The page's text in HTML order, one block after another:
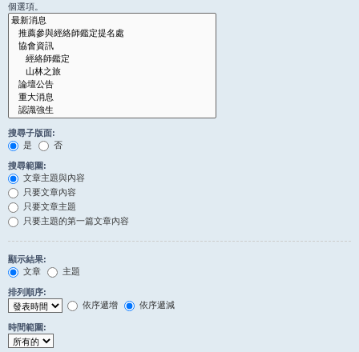
個選項。
搜尋子版面:
是
否
搜尋範圍:
文章主題與內容
只要文章內容
只要文章主題
只要主題的第一篇文章內容
顯示結果:
文章
主題
排列順序:
依序遞增
依序遞減
時間範圍: